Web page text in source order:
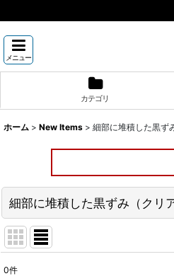
メニュー
カテゴリ
ホーム > New Items > 細部に堆積した黒ず
細部に堆積した黒ずみ（クリ
0件